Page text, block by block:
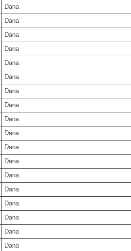
Dana
Dana
Dana
Dana
Dana
Dana
Dana
Dana
Dana
Dana
Dana
Dana
Dana
Dana
Dana
Dana
Dana
Dana